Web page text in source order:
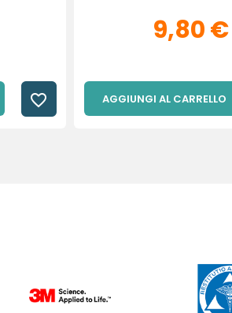
favorite_border
9,80 €
AGGIUNGI AL CARRELLO